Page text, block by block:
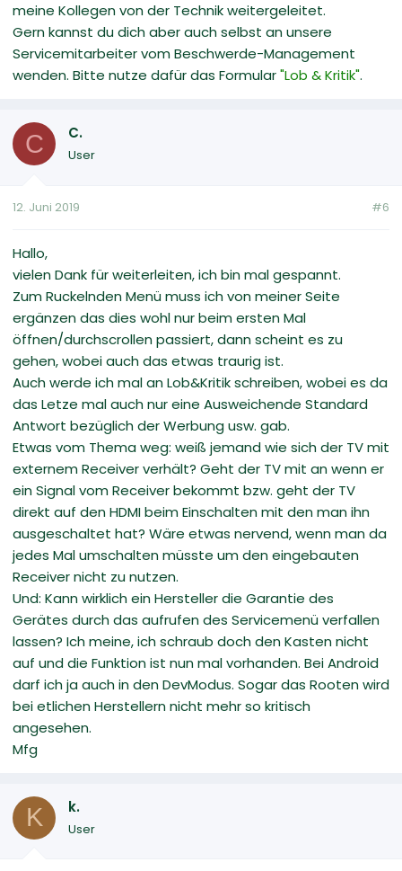
meine Kollegen von der Technik weitergeleitet.
Gern kannst du dich aber auch selbst an unsere
Servicemitarbeiter vom Beschwerde-Management
wenden. Bitte nutze dafür das Formular"Lob & Kritik".
C C.
User
12. Juni 2019 #6
Hallo,
vielen Dank für weiterleiten, ich bin mal gespannt.
Zum Ruckelnden Menü muss ich von meiner Seite
ergänzen das dies wohl nur beim ersten Mal
öffnen/durchscrollen passiert, dann scheint es zu
gehen, wobei auch das etwas traurig ist.
Auch werde ich mal an Lob&Kritik schreiben, wobei es da
das Letze mal auch nur eine Ausweichende Standard
Antwort bezüglich der Werbung usw. gab.
Etwas vom Thema weg: weiß jemand wie sich der TV mit
externem Receiver verhält? Geht der TV mit an wenn er
ein Signal vom Receiver bekommt bzw. geht der TV
direkt auf den HDMI beim Einschalten mit den man ihn
ausgeschaltet hat? Wäre etwas nervend, wenn man da
jedes Mal umschalten müsste um den eingebauten
Receiver nicht zu nutzen.
Und: Kann wirklich ein Hersteller die Garantie des
Gerätes durch das aufrufen des Servicemenü verfallen
lassen? Ich meine, ich schraub doch den Kasten nicht
auf und die Funktion ist nun mal vorhanden. Bei Android
darf ich ja auch in den DevModus. Sogar das Rooten wird
bei etlichen Herstellern nicht mehr so kritisch
angesehen.
Mfg
K k.
User